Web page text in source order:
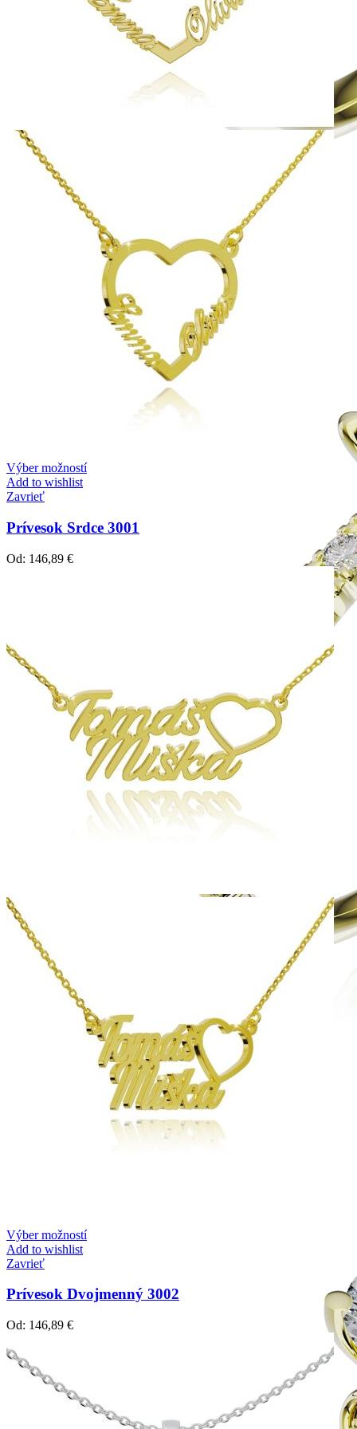
Jewel of Love
Zásnubné prstne z kolekcie Jewel of Love.
Výber možností
Add to wishlist
Zavrieť
Prívesok Srdce 3001
Od: 146,89 €
Výber možností
Add to wishlist
Zavrieť
Prívesok Dvojmenný 3002
Od: 146,89 €